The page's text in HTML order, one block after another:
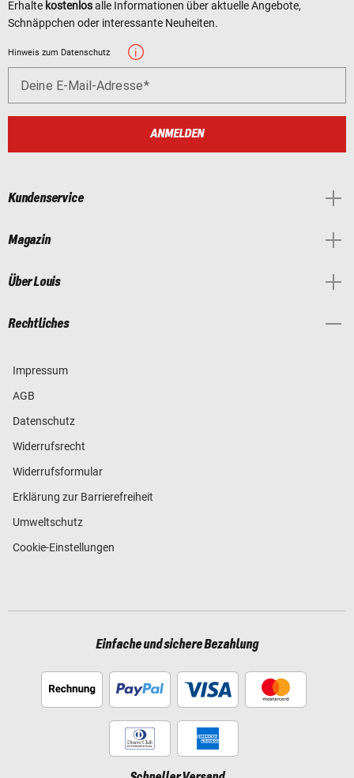
Erhalte kostenlosalle Informationen über aktuelle Angebote,
Schnäppchen oder interessante Neuheiten.
Hinweis zum Datenschutz
Deine E-Mail-Adresse
ANMELDEN
Kundenservice
Magazin
Über Louis
Rechtliches
Impressum
AGB
Datenschutz
Widerrufsrecht
Widerrufsformular
Erklärung zur Barrierefreiheit
Umweltschutz
Cookie-Einstellungen
Einfache und sichere Bezahlung